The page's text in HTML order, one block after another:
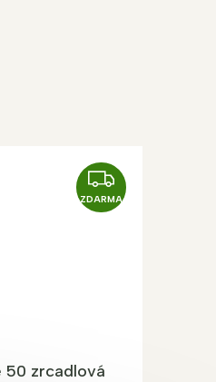
Z
D
ZDARMA
50 zrcadlová